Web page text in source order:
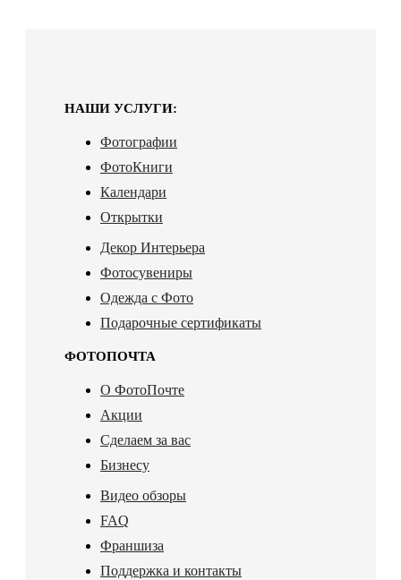
НАШИ УСЛУГИ:
Фотографии
ФотоКниги
Календари
Открытки
Декор Интерьера
Фотосувениры
Одежда с Фото
Подарочные сертификаты
ФОТОПОЧТА
О ФотоПочте
Акции
Сделаем за вас
Бизнесу
Видео обзоры
FAQ
Франшиза
Поддержка и контакты